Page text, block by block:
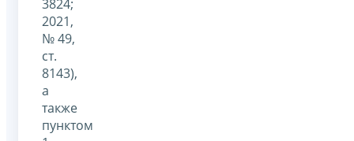
3824;
2021,
№ 49,
ст.
8143),
а
также
пунктом